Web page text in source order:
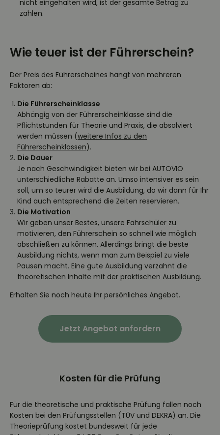
nicht eingehalten wird, ist der gesamte Betrag zu
zahlen.
Wie teuer ist der Führerschein?
Der Preis des Führerscheines hängt von mehreren
Faktoren ab:
Die Führerscheinklasse
Abhängig von der Führerscheinklasse sind die
Pflichtstunden für Theorie und Praxis, die absolviert
werden müssen (weitere Infos zu den
Führerscheinklassen).
Die Dauer
Je nach Geschwindigkeit bieten wir bei AUTOVIO
unterschiedliche Rabatte an. Umso intensiver es sein
soll, um so teurer wird die Ausbildung, da wir dann für Ihr
Kind auch entsprechend die Zeiten reservieren.
Die Motivation
Wir geben unser Bestes, unsere Fahrschüler zu
motivieren, den Führerschein so schnell wie möglich
abschließen zu können. Allerdings bringt die beste
Ausbildung nichts, wenn man zum Beispiel zu viele
Pausen macht. Eine gute Ausbildung verzahnt die
theoretischen Inhalte mit der praktischen Ausbildung.
Erhalten Sie noch heute Ihr persönliches Angebot.
Jetzt Angebot anfordern
Kosten für die Prüfung
Für die theoretische und praktische Prüfung fallen noch
Kosten bei den Prüfungsstellen (TÜV und DEKRA) an. Die
Theorieprüfung kostet bundesweit für jede